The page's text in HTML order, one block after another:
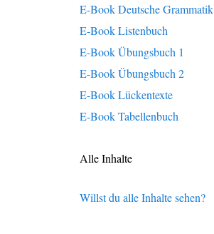
E-Book Deutsche Grammatik
E-Book Listenbuch
E-Book Übungsbuch 1
E-Book Übungsbuch 2
E-Book Lückentexte
E-Book Tabellenbuch
Alle Inhalte
Willst du alle Inhalte sehen?